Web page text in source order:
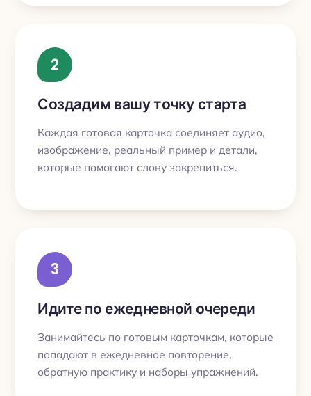
2
Создадим вашу точку старта
Каждая готовая карточка соединяет аудио,
изображение, реальный пример и детали,
которые помогают слову закрепиться.
3
Идите по ежедневной очереди
Занимайтесь по готовым карточкам, которые
попадают в ежедневное повторение,
обратную практику и наборы упражнений.